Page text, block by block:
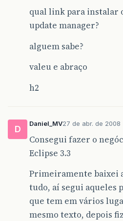
qual link para instalar
update manager?
alguem sabe?
valeu e abraço
h2
D
Daniel_MV27 de abr. de 2008
Consegui fazer o
Eclipse 3.3
Primeiramente baixei
tudo, aí segui aqueles
que tem em vários
mesmo texto, depois